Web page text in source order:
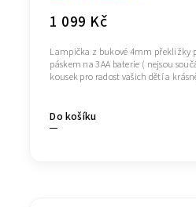
1 099 Kč
Do košíku
Lampička z bukové 4mm překližky
páskem na 3AA baterie ( nejsou
kousek pro radost vašich dětí a